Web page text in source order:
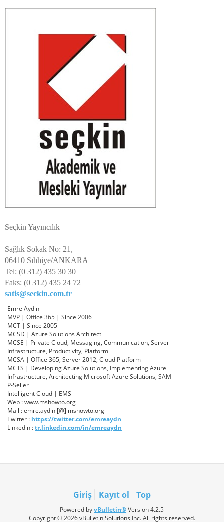
Seçkin Yayıncılık
Sağlık Sokak No: 21,
06410 Sıhhiye/ANKARA
Tel: (0 312) 435 30 30
Faks: (0 312) 435 24 72
satis@seckin.com.tr
Emre Aydın
MVP | Office 365 | Since 2006
MCT | Since 2005
MCSD | Azure Solutions Architect
MCSE | Private Cloud, Messaging, Communication, Server
Infrastructure, Productivity, Platform
MCSA | Office 365, Server 2012, Cloud Platform
MCTS | Developing Azure Solutions, Implementing Azure
Infrastructure, Architecting Microsoft Azure Solutions, SAM
P-Seller
Intelligent Cloud | EMS
Web : www.mshowto.org
Mail : emre.aydin [@] mshowto.org
Twitter : https://twitter.com/emreaydn
Linkedin :tr.linkedin.com/in/emreaydn
Giriş Kayıt ol Top
Powered byvBulletin®Version 4.2.5
Copyright © 2026 vBulletin Solutions Inc. All rights reserved.